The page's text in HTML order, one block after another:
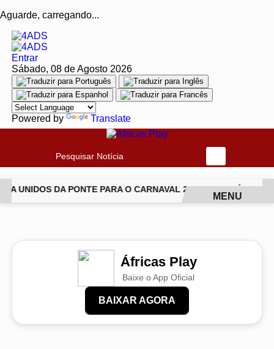
Aguarde, carregando...
Entrar
Sábado, 08 de Agosto 2026
Powered by Translate
Pesquisar Notícia
UNIDOS DA PONTE PARA O CARNAVAL 2027 JIU-JÍTSU
MENU
Áfricas Play
Baixe o App Oficial
BAIXAR AGORA